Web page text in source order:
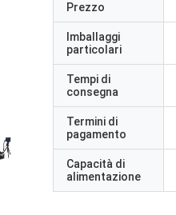
Prezzo
Imballaggi
particolari
Tempi di
consegna
Termini di
pagamento
Capacità di
alimentazione